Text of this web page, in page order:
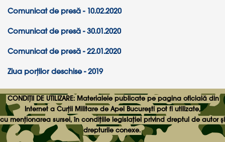
Comunicat de presă - 10.02.2020
Comunicat de presă - 30.01.2020
Comunicat de presă - 22.01.2020
Ziua porților deschise - 2019
CONDIȚII DE UTILIZARE: Materialele publicate pe pagina oficială din
Internet a Curții Militare de Apel Bucureşti pot fi utilizate,
cu menționarea sursei, în condițiile legislației privind dreptul de autor şi
drepturile conexe.